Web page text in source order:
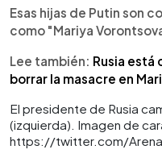
Esas hijas de Putin son
como "Mariya
Lee también: Rusia está
borrar la masacre en
El presidente de Rusia
(izquierda). Imagen de
https://twitter.com/